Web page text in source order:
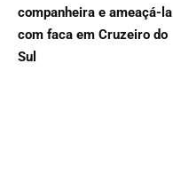
companheira e ameaçá-la
com faca em Cruzeiro do
Sul